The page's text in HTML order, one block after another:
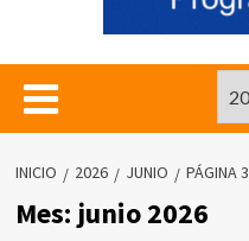
INICIO 2026 JUNIO PÁGINA 3
Mes: junio 2026